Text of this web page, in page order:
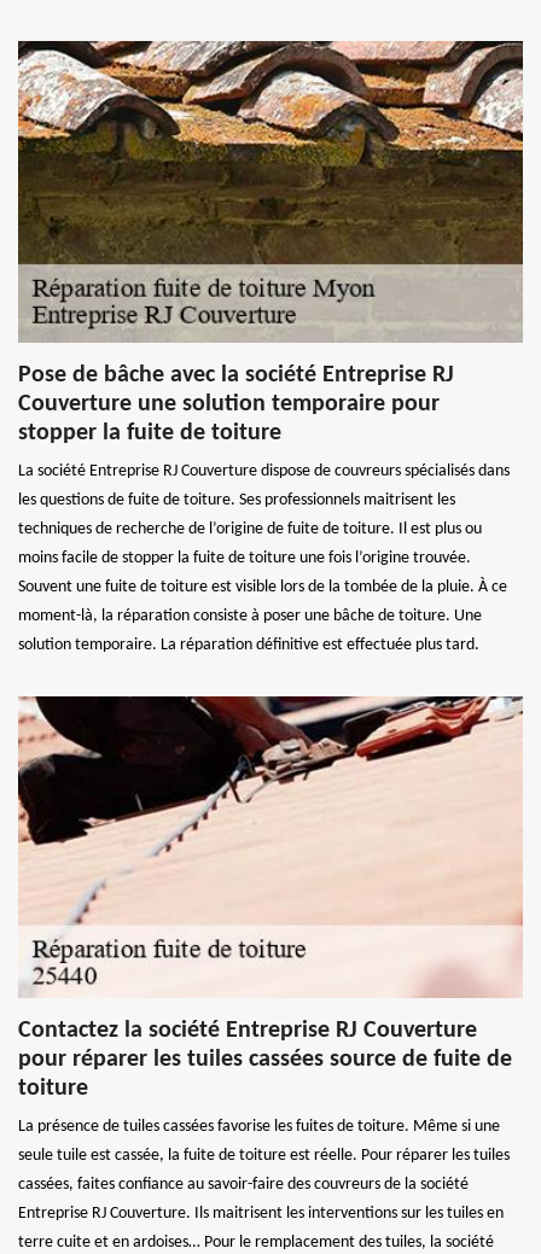
Pose de bâche avec la société Entreprise RJ
Couverture une solution temporaire pour
stopper la fuite de toiture
La société Entreprise RJ Couverture dispose de couvreurs spécialisés dans
les questions de fuite de toiture. Ses professionnels maitrisent les
techniques de recherche de l’origine de fuite de toiture. Il est plus ou
moins facile de stopper la fuite de toiture une fois l’origine trouvée.
Souvent une fuite de toiture est visible lors de la tombée de la pluie. À ce
moment-là, la réparation consiste à poser une bâche de toiture. Une
solution temporaire. La réparation définitive est effectuée plus tard.
Contactez la société Entreprise RJ Couverture
pour réparer les tuiles cassées source de fuite de
toiture
La présence de tuiles cassées favorise les fuites de toiture. Même si une
seule tuile est cassée, la fuite de toiture est réelle. Pour réparer les tuiles
cassées, faites confiance au savoir-faire des couvreurs de la société
Entreprise RJ Couverture. Ils maitrisent les interventions sur les tuiles en
terre cuite et en ardoises… Pour le remplacement des tuiles, la société